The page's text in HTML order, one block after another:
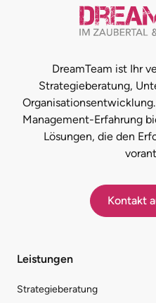
DreamTeam ist Ihr
Strategieberatung,
Management-Erfahrung
Lösungen, die den
Kontakt
Leistungen
Strategieberatung